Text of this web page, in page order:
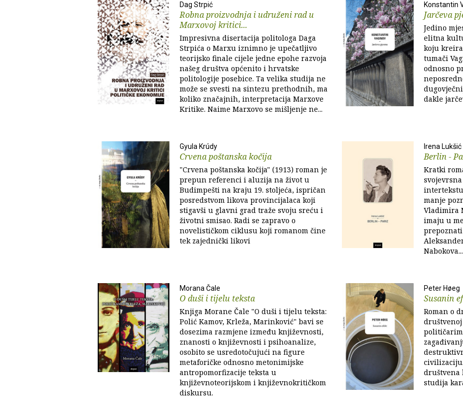
Dag Strpić
Robna proizvodnja i udruženi rad u
Marxovoj kritici...
Impresivna disertacija politologa Daga
Strpića o Marxu iznimno je upečatljivo
teorijsko finale cijele jedne epohe razvoja
našeg društva općenito i hrvatske
politologije posebice. Ta velika studija ne
može se svesti na sintezu prethodnih, ma
koliko značajnih, interpretacija Marxove
Kritike. Naime Marxovo se mišljenje ne...
Konstantin
Jarčeva
Jedino
elitna
koju
tumači
odnosno
dakle
Gyula Krúdy
Crvena poštanska kočija
"Crvena poštanska kočija" (1913) roman je
prepun referenci i aluzija na život u
Budimpešti na kraju 19. stoljeća, ispričan
posredstvom likova provincijalaca koji
stigavši u glavni grad traže svoju sreću i
životni smisao. Radi se zapravo o
novelističkom ciklusu koji romanom čine
tek zajednički likovi
Irena Lukšić
Berlin -
Kratki
manje
Vladimira
imaju u
Nabokova...
Morana Čale
O duši i tijelu teksta
Knjiga Morane Čale "O duši i tijelu teksta:
Polić Kamov, Krleža, Marinković" bavi se
dosezima razmjene između književnosti,
znanosti o književnosti i psihoanalize,
osobito se usredotočujući na figure
metaforičke odnosno metonimijske
antropomorfizacije teksta u
književnoteorijskom i književnokritičkom
diskursu.
Peter Høeg
Susanin
Roman o
društvena
studija